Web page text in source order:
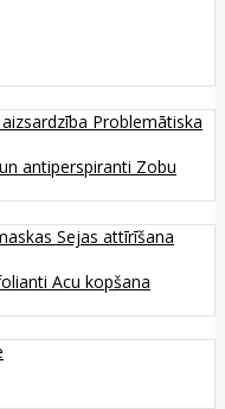
Problemātiska
antiperspiranti Zobu
Sejas attīrīšana
Acu kopšana